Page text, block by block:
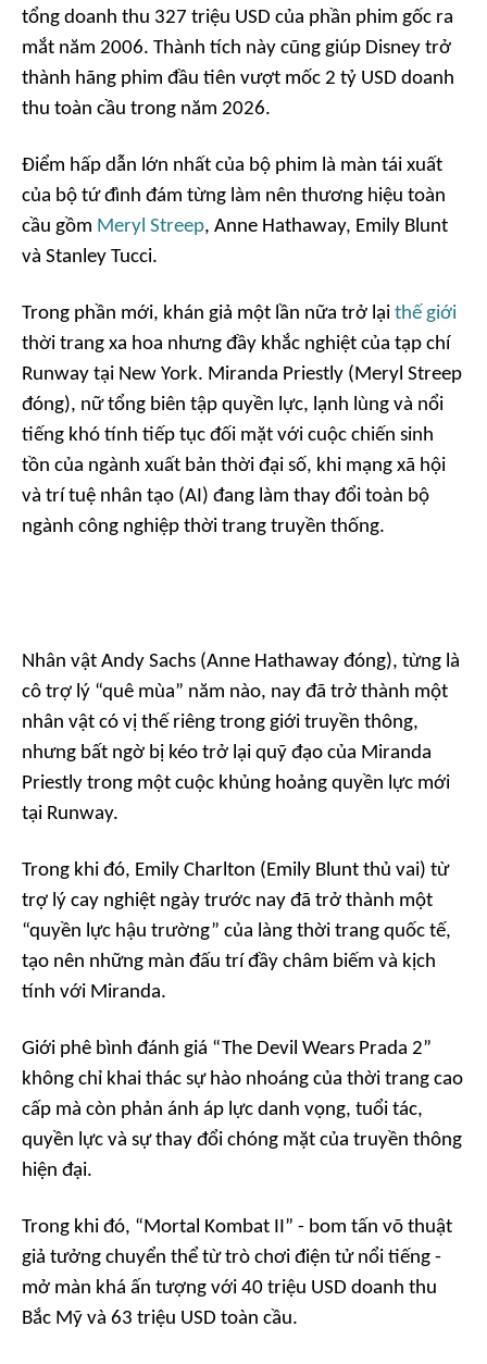
tổng doanh thu 327 triệu USD của phần phim gốc ra
mắt năm 2006. Thành tích này cũng giúp Disney trở
thành hãng phim đầu tiên vượt mốc 2 tỷ USD doanh
thu toàn cầu trong năm 2026.
Điểm hấp dẫn lớn nhất của bộ phim là màn tái xuất
của bộ tứ đình đám từng làm nên thương hiệu toàn
cầu gồm Meryl Streep, Anne Hathaway, Emily Blunt
và Stanley Tucci.
Trong phần mới, khán giả một lần nữa trở lại thế giới
thời trang xa hoa nhưng đầy khắc nghiệt của tạp chí
Runway tại New York. Miranda Priestly (Meryl Streep
đóng), nữ tổng biên tập quyền lực, lạnh lùng và nổi
tiếng khó tính tiếp tục đối mặt với cuộc chiến sinh
tồn của ngành xuất bản thời đại số, khi mạng xã hội
và trí tuệ nhân tạo (AI) đang làm thay đổi toàn bộ
ngành công nghiệp thời trang truyền thống.
Nhân vật Andy Sachs (Anne Hathaway đóng), từng là
cô trợ lý “quê mùa” năm nào, nay đã trở thành một
nhân vật có vị thế riêng trong giới truyền thông,
nhưng bất ngờ bị kéo trở lại quỹ đạo của Miranda
Priestly trong một cuộc khủng hoảng quyền lực mới
tại Runway.
Trong khi đó, Emily Charlton (Emily Blunt thủ vai) từ
trợ lý cay nghiệt ngày trước nay đã trở thành một
“quyền lực hậu trường” của làng thời trang quốc tế,
tạo nên những màn đấu trí đầy châm biếm và kịch
tính với Miranda.
Giới phê bình đánh giá “The Devil Wears Prada 2”
không chỉ khai thác sự hào nhoáng của thời trang cao
cấp mà còn phản ánh áp lực danh vọng, tuổi tác,
quyền lực và sự thay đổi chóng mặt của truyền thông
hiện đại.
Trong khi đó, “Mortal Kombat II” - bom tấn võ thuật
giả tưởng chuyển thể từ trò chơi điện tử nổi tiếng -
mở màn khá ấn tượng với 40 triệu USD doanh thu
Bắc Mỹ và 63 triệu USD toàn cầu.